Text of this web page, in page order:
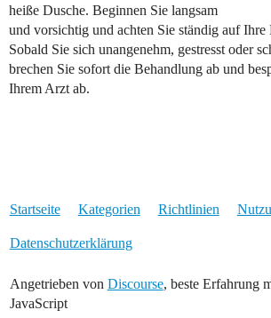
heiße Dusche. Beginnen Sie langsam
und vorsichtig und achten Sie ständig auf Ihre
Sobald Sie sich unangenehm, gestresst oder
brechen Sie sofort die Behandlung ab und
Ihrem Arzt ab.
Startseite Kategorien Richtlinien
Datenschutzerklärung
Angetrieben von Discourse, beste Erfahrung
JavaScript